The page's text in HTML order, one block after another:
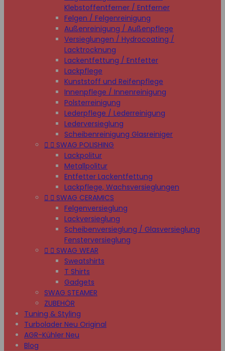
Klebstoffentferner / Entferner
Felgen / Felgenreinigung
Außenreinigung / Außenpflege
Versieglungen / Hydrocoating /
Lacktrocknung
Lackentfettung / Entfetter
Lackpflege
Kunststoff und Reifenpflege
Innenpflege / Innenreinigung
Polsterreinigung
Lederpflege / Lederreinigung
Lederversieglung
Scheibenreinigung Glasreiniger
  SWAG POLISHING
Lackpolitur
Metallpolitur
Entfetter Lackentfettung
Lackpflege, Wachsversieglungen
  SWAG CERAMICS
Felgenversieglung
Lackversieglung
Scheibenversieglung / Glasversieglung
Fensterversieglung
  SWAG WEAR
Sweatshirts
T Shirts
Gadgets
SWAG STEAMER
ZUBEHÖR
Tuning & Styling
Turbolader Neu Original
AGR-Kühler Neu
Blog